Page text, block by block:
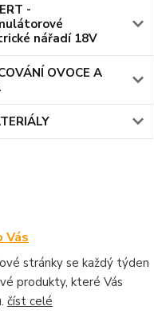
-
nářadí 18V
OVOCE A
Vás
stránky se každý týden
produkty, které Vás
číst celé